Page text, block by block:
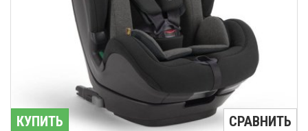
КУПИТЬ СРАВНИТЬ